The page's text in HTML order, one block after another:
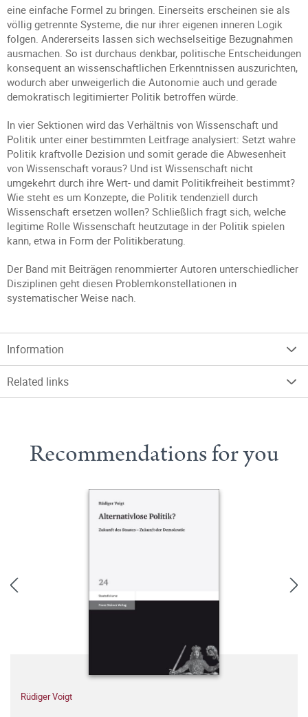
eine einfache Formel zu bringen. Einerseits erscheinen sie als
völlig getrennte Systeme, die nur ihrer eigenen inneren Logik
folgen. Andererseits lassen sich wechselseitige Bezugnahmen
ausmachen. So ist durchaus denkbar, politische Entscheidungen
konsequent an wissenschaftlichen Erkenntnissen auszurichten,
wodurch aber unweigerlich die Autonomie auch und gerade
demokratisch legitimierter Politik betroffen würde.
In vier Sektionen wird das Verhältnis von Wissenschaft und
Politik unter einer bestimmten Leitfrage analysiert: Setzt wahre
Politik kraftvolle Dezision und somit gerade die Abwesenheit
von Wissenschaft voraus? Und ist Wissenschaft nicht
umgekehrt durch ihre Wert- und damit Politikfreiheit bestimmt?
Wie steht es um Konzepte, die Politik tendenziell durch
Wissenschaft ersetzen wollen? Schließlich fragt sich, welche
legitime Rolle Wissenschaft heutzutage in der Politik spielen
kann, etwa in Form der Politikberatung.
Der Band mit Beiträgen renommierter Autoren unterschiedlicher
Disziplinen geht diesen Problemkonstellationen in
systematischer Weise nach.
Information
Related links
Recommendations for you
Rüdiger Voigt